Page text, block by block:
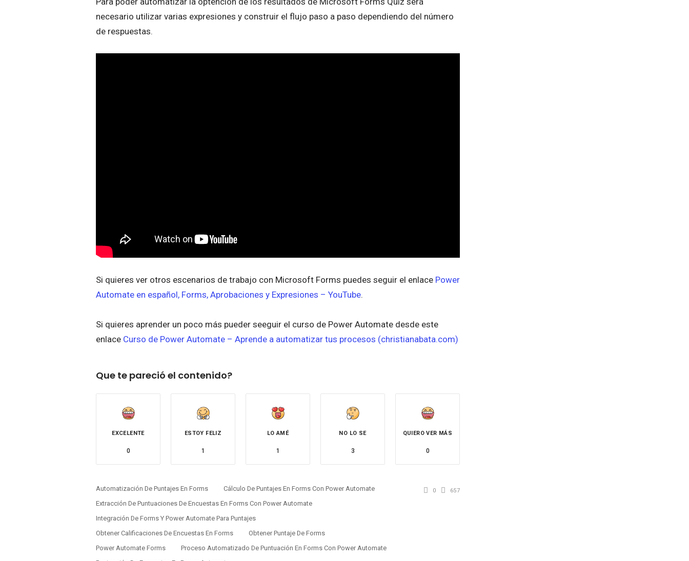
necesario utilizar varias expresiones y construir el flujo paso a paso dependiendo del número
de respuestas.
Si quieres ver otros escenarios de trabajo con Microsoft Forms puedes seguir el enlace Power
Automate en español, Forms, Aprobaciones y Expresiones – YouTube.
Si quieres aprender un poco más pueder seeguir el curso de Power Automate desde este
enlace Curso de Power Automate – Aprende a automatizar tus procesos (christianabata.com)
Que te pareció el contenido?
EXCELENTE
0
ESTOY FELIZ
1
LO AMÉ
1
NO LO SE
3
QUIERO VER MÁS
0
Automatización De Puntajes En Forms
Cálculo De Puntajes En Forms Con Power Automate
Extracción De Puntuaciones De Encuestas En Forms Con Power Automate
Integración De Forms Y Power Automate Para Puntajes
Obtener Calificaciones De Encuestas En Forms
Obtener Puntaje De Forms
Power Automate Forms
Proceso Automatizado De Puntuación En Forms Con Power Automate
0 657